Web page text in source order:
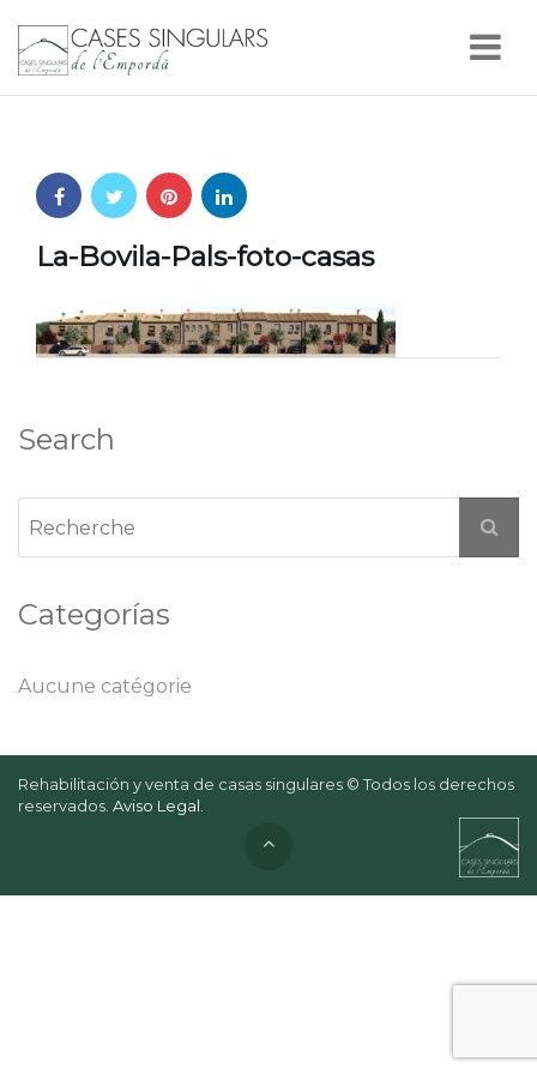
La-Bovila-Pals-foto-casas
Search
Categorías
Aucune catégorie
Rehabilitación y venta de casas singulares © Todos los derechos
reservados. Aviso Legal